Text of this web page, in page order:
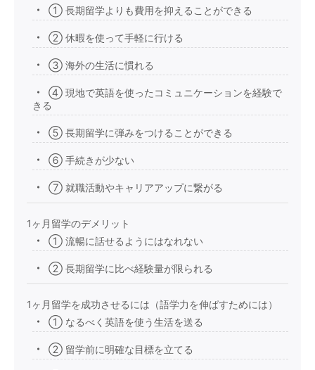
① 長期留学よりも費用を抑えることができる
② 休暇を使って手軽に行ける
③ 海外の生活に慣れる
④ 現地で英語を使ったコミュニケーションを経験で
きる
⑤ 長期留学に弾みをつけることができる
⑥ 手続きが少ない
⑦ 就職活動やキャリアアップに繋がる
1ヶ月留学のデメリット
① 流暢に話せるようにはなれない
② 長期留学に比べ経験量が限られる
1ヶ月留学を成功させるには（語学力を伸ばすためには）
① なるべく英語を使う生活を送る
② 留学前に明確な目標を立てる